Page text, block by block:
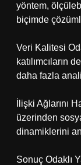
yöntem,
biçimde
Veri Kalitesi
katılımcıların
daha fazla
İlişki Ağlarını
üzerinden
dinamiklerini
Sonuç Odaklı